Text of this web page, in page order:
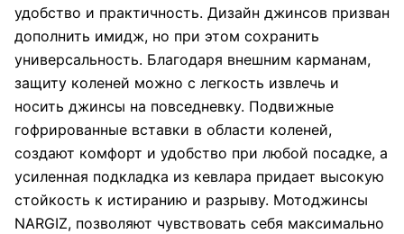
удобство и практичность. Дизайн джинсов призван
дополнить имидж, но при этом сохранить
универсальность. Благодаря внешним карманам,
защиту коленей можно с легкость извлечь и
носить джинсы на повседневку. Подвижные
гофрированные вставки в области коленей,
создают комфорт и удобство при любой посадке, а
усиленная подкладка из кевлара придает высокую
стойкость к истиранию и разрыву. Мотоджинсы
NARGIZ, позволяют чувствовать себя максимально